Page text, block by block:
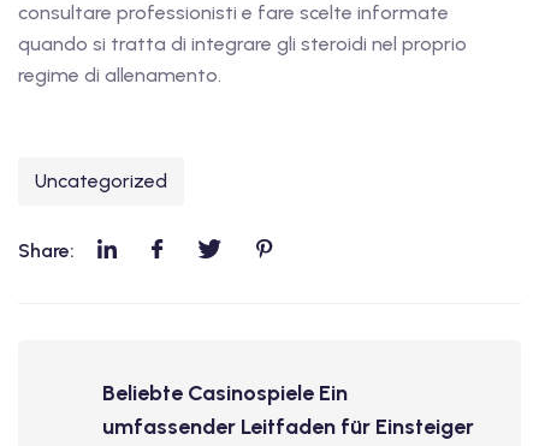
consultare professionisti e fare scelte informate
quando si tratta di integrare gli steroidi nel proprio
regime di allenamento.
Uncategorized
Share:
Beliebte Casinospiele Ein
umfassender Leitfaden für Einsteiger